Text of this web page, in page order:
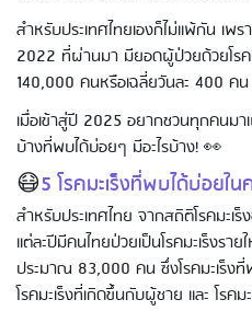
สำหรับประเทศไทยเองก็ไม่แพ้กัน เพร
2022 ที่ผ่านมา มียอดผู้ป่วยด้วยโรค
140,000 คนหรือเฉลี่ยวันละ 400 คน
เมื่อเข้าสู่ปี 2025 อยากชวนทุกคนมาเ
บ้างที่พบได้บ่อยๆ มีอะไรบ้าง! 👀
😷5 โรคมะเร็งที่พบได้บ่อยใน
สำหรับประเทศไทย จากสถิติโรคมะเ
แต่ละปีมีคนไทยป่วยเป็นโรคมะเร็งร
ประมาณ 83,000 คน ซึ่งโรคมะเร็ง
โรคมะเร็งที่เกิดขึ้นกับผู้ชาย และ โร